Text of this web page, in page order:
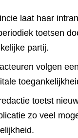
laat haar
toetsen
partij.
volgen
toetst
zo veel